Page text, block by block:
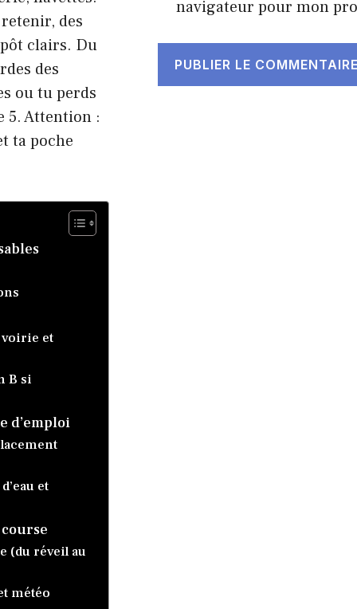
des
clairs. Du
des
ou tu perds
5. Attention :
ta poche
voirie et
B si
d’emploi
et
(du réveil au
météo
navigateur pour mon